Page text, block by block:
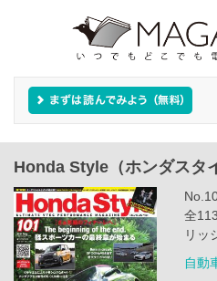
Honda Style（ホンダスタ
全
リッ
自動